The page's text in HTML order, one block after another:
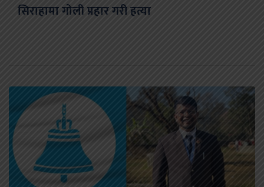
सिराहामा गोली प्रहार गरी हत्या